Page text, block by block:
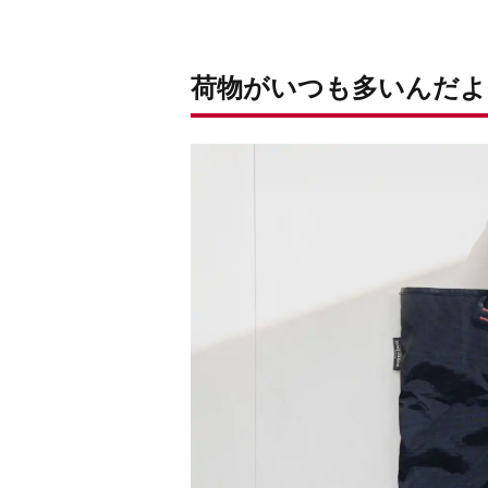
荷物がいつも多いんだ